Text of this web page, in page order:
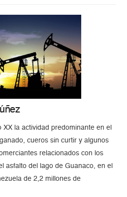
la actividad predominante en el
cueros sin curtir y algunos
relacionados con los
asfalto del lago de Guanaco, en el
de 2,2 millones de